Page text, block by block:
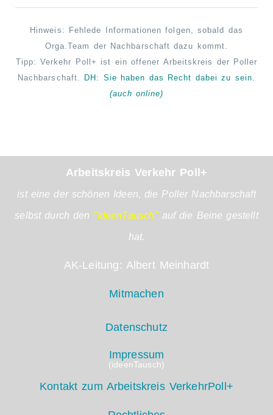
Hinweis: Fehlede Informationen folgen, sobald das
Orga.Team der Nachbarschaft dazu kommt.
Tipp: Verkehr Poll+ ist ein offener Arbeitskreis der Poller
Nachbarschaft.
DH: Sie haben das Recht dabei zu sein.
(auch online)
Arbeitskreis Verkehr Poll+
ist eine der schönen Ideen, die Poller Nachbarschaft
selbst durch den "IdeenTausch"auf die Beine gestellt
hat.
AK-Leitung: Albert Meinhardt
Mitmachen
Datenschutz
Impressum
(ideenTausch)
Kontakt zum Arbeitskreis VerkehrPoll+